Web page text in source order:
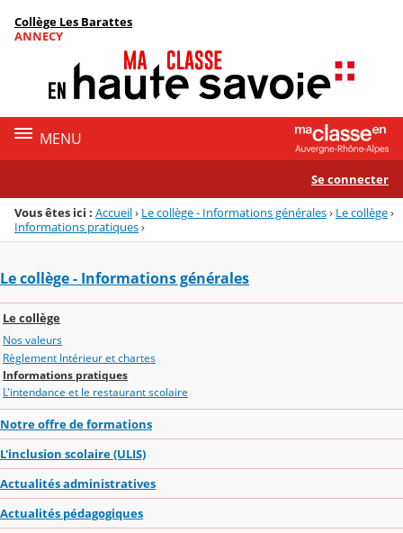
Menu de la rubrique
Contenu
Collège Les Barattes
ANNECY
MENU
Se connecter
Vous êtes ici : Accueil› Le collège - Informations générales› Le collège›
Informations pratiques›
Le collège - Informations générales
Le collège
Nos valeurs
Règlement Intérieur et chartes
Informations pratiques
L'intendance et le restaurant scolaire
Notre offre de formations
L'inclusion scolaire (ULIS)
Actualités administratives
Actualités pédagogiques